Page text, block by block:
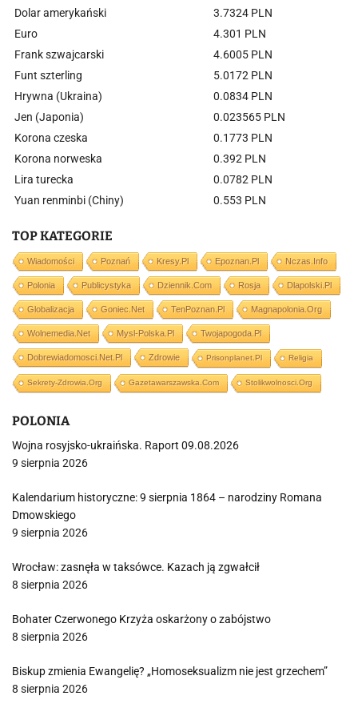
Dolar amerykański
3.7324 PLN
Euro
4.301 PLN
Frank szwajcarski
4.6005 PLN
Funt szterling
5.0172 PLN
Hrywna (Ukraina)
0.0834 PLN
Jen (Japonia)
0.023565 PLN
Korona czeska
0.1773 PLN
Korona norweska
0.392 PLN
Lira turecka
0.0782 PLN
Yuan renminbi (Chiny)
0.553 PLN
TOP KATEGORIE
Wiadomości Poznań Kresy.pl Epoznan.pl Nczas.info
Polonia Publicystyka Dziennik.com Rosja Dlapolski.pl
Globalizacja Goniec.net TenPoznan.pl Magnapolonia.org
Wolnemedia.net Mysl-Polska.pl Twojapogoda.pl
Dobrewiadomosci.net.pl Zdrowie Prisonplanet.pl Religia
Sekrety-Zdrowia.org Gazetawarszawska.com Stolikwolnosci.org
POLONIA
Wojna rosyjsko-ukraińska. Raport 09.08.2026
9 sierpnia 2026
Kalendarium historyczne: 9 sierpnia 1864 – narodziny Romana
Dmowskiego
9 sierpnia 2026
Wrocław: zasnęła w taksówce. Kazach ją zgwałcił
8 sierpnia 2026
Bohater Czerwonego Krzyża oskarżony o zabójstwo
8 sierpnia 2026
Biskup zmienia Ewangelię? „Homoseksualizm nie jest grzechem”
8 sierpnia 2026